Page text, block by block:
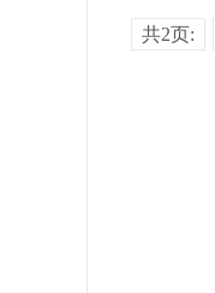
共2页: